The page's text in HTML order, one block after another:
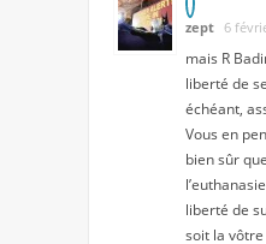
zept 6
mais R
liberté de
échéant,
Vous en
bien sûr
liberté de
soit la vôtre